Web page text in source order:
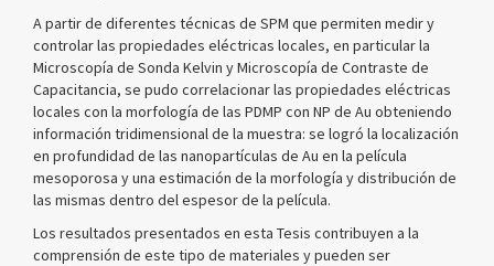
A partir de diferentes técnicas de SPM que permiten medir y
controlar las propiedades eléctricas locales, en particular la
Microscopía de Sonda Kelvin y Microscopía de Contraste de
Capacitancia, se pudo correlacionar las propiedades eléctricas
locales con la morfología de las PDMP con NP de Au obteniendo
información tridimensional de la muestra: se logró la localización
en profundidad de las nanopartículas de Au en la película
mesoporosa y una estimación de la morfología y distribución de
las mismas dentro del espesor de la película.
Los resultados presentados en esta Tesis contribuyen a la
comprensión de este tipo de materiales y pueden ser